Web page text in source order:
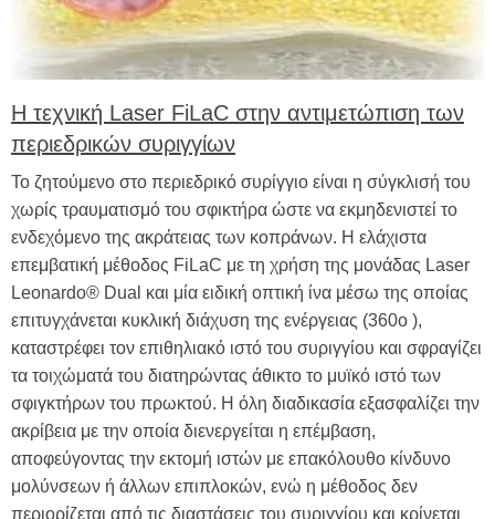
Η τεχνική Laser FiLaC στην αντιμετώπιση των
περιεδρικών συριγγίων
Το ζητούμενο στο περιεδρικό συρίγγιο είναι η σύγκλισή του
χωρίς τραυματισμό του σφικτήρα ώστε να εκμηδενιστεί το
ενδεχόμενο της ακράτειας των κοπράνων. Η ελάχιστα
επεμβατική μέθοδος FiLaC με τη χρήση της μονάδας Laser
Leonardo® Dual και μία ειδική οπτική ίνα μέσω της οποίας
επιτυγχάνεται κυκλική διάχυση της ενέργειας (360ο ),
καταστρέφει τον επιθηλιακό ιστό του συριγγίου και σφραγίζει
τα τοιχώματά του διατηρώντας άθικτο το μυϊκό ιστό των
σφιγκτήρων του πρωκτού. Η όλη διαδικασία εξασφαλίζει την
ακρίβεια με την οποία διενεργείται η επέμβαση,
αποφεύγοντας την εκτομή ιστών με επακόλουθο κίνδυνο
μολύνσεων ή άλλων επιπλοκών, ενώ η μέθοδος δεν
περιορίζεται από τις διαστάσεις του συριγγίου και κρίνεται